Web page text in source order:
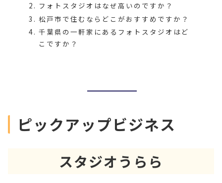
フォトスタジオはなぜ高いのですか？
松戸市で住むならどこがおすすめですか？
千葉県の一軒家にあるフォトスタジオはど
こですか？
ピックアップビジネス
スタジオうらら